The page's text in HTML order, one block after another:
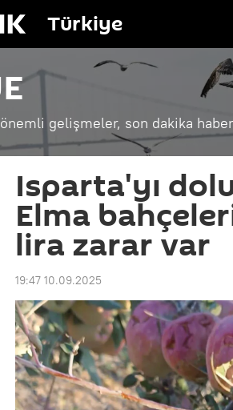
Türkiye
gelişmeler, son dakika
Isparta'yı
Elma
lira zarar var
19:47 10.09.2025